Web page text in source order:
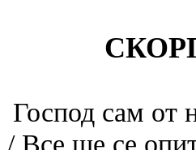
Господ сам от